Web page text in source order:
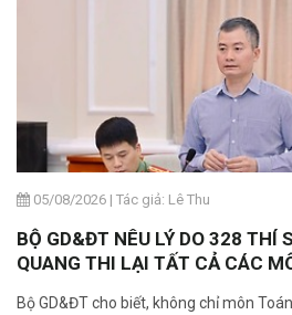
05/08/2026 | Tác giả: Lê Thu
BỘ GD&ĐT NÊU LÝ DO 328 THÍ
QUANG THI LẠI TẤT CẢ CÁC
Bộ GD&ĐT cho biết, không chỉ môn